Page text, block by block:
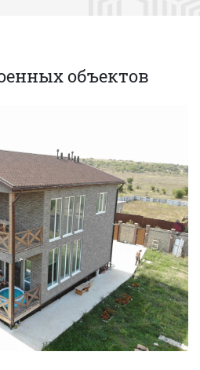
объектов